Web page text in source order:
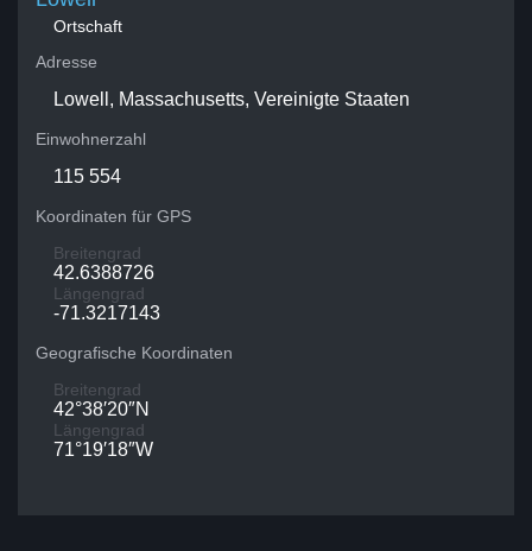
Ortschaft
Adresse
Lowell, Massachusetts, Vereinigte Staaten
Einwohnerzahl
115 554
Koordinaten für GPS
Breitengrad
42.6388726
Längengrad
-71.3217143
Geografische Koordinaten
Breitengrad
42°38′20″N
Längengrad
71°19′18″W